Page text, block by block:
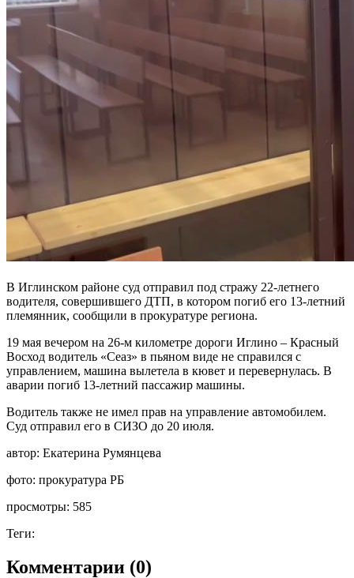
В Иглинском районе суд отправил под стражу 22-летнего
водителя, совершившего ДТП, в котором погиб его 13-летний
племянник, сообщили в прокуратуре региона.
19 мая вечером на 26-м километре дороги Иглино – Красный
Восход водитель «Сеаз» в пьяном виде не справился с
управлением, машина вылетела в кювет и перевернулась. В
аварии погиб 13-летний пассажир машины.
Водитель также не имел прав на управление автомобилем.
Суд отправил его в СИЗО до 20 июля.
автор: Екатерина Румянцева
фото: прокуратура РБ
просмотры: 585
Теги:
Комментарии (0)